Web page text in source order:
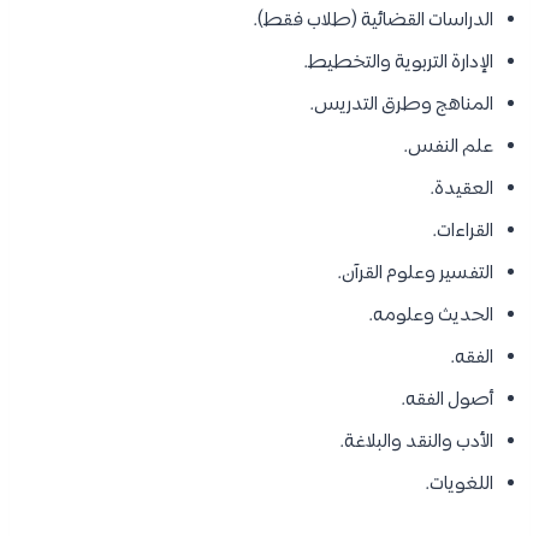
الدراسات القضائية (طلاب فقط).
الإدارة التربوية والتخطيط.
المناهج وطرق التدريس.
علم النفس.
العقيدة.
القراءات.
التفسير وعلوم القرآن.
الحديث وعلومه.
الفقه.
أصول الفقه.
الأدب والنقد والبلاغة.
اللغويات.